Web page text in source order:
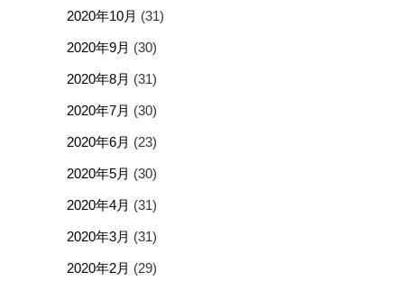
2020年10月 (31)
2020年9月 (30)
2020年8月 (31)
2020年7月 (30)
2020年6月 (23)
2020年5月 (30)
2020年4月 (31)
2020年3月 (31)
2020年2月 (29)